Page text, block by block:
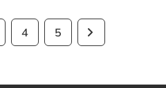
4 5